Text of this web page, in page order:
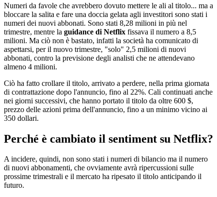
Numeri da favole che avrebbero dovuto mettere le ali al titolo... ma a
bloccare la salita e fare una doccia gelata agli investitori sono stati i
numeri dei nuovi abbonati. Sono stati 8,28 milioni in più nel
trimestre, mentre la guidance di Netflix fissava il numero a 8,5
milioni. Ma ciò non è bastato, infatti la società ha comunicato di
aspettarsi, per il nuovo trimestre, "solo" 2,5 milioni di nuovi
abbonati, contro la previsione degli analisti che ne attendevano
almeno 4 milioni.
Ciò ha fatto crollare il titolo, arrivato a perdere, nella prima giornata
di contrattazione dopo l'annuncio, fino al 22%. Cali continuati anche
nei giorni successivi, che hanno portato il titolo da oltre 600 $,
prezzo delle azioni prima dell'annuncio, fino a un minimo vicino ai
350 dollari.
Perché è cambiato il sentiment su Netflix?
A incidere, quindi, non sono stati i numeri di bilancio ma il numero
di nuovi abbonamenti, che ovviamente avrà ripercussioni sulle
prossime trimestrali e il mercato ha ripesato il titolo anticipando il
futuro.